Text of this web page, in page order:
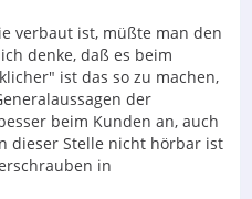
verbaut ist, müßte man den
denke, daß es beim
ist das so zu machen,
der
beim Kunden an, auch
dieser Stelle nicht hörbar ist
in